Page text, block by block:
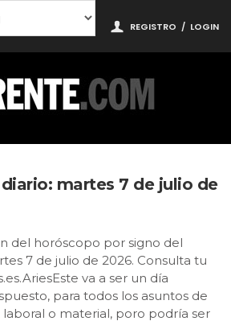
REGISTRO / LOGIN
martes 7 de julio de
del horóscopo por signo del
7 de julio de 2026. Consulta tu
va a ser un día
para todos los asuntos de
o material, poro podría ser